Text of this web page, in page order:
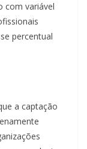
com variável
percentual
a captação